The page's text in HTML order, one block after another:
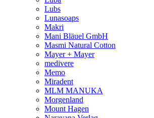
Lubs
Lunasoaps
Makri
Mani Bläuel GmbH
Masmi Natural Cotton
Mayer + Mayer
medivere
Memo
Miradent
MLM MANUKA
Morgenland
Mount Hagen